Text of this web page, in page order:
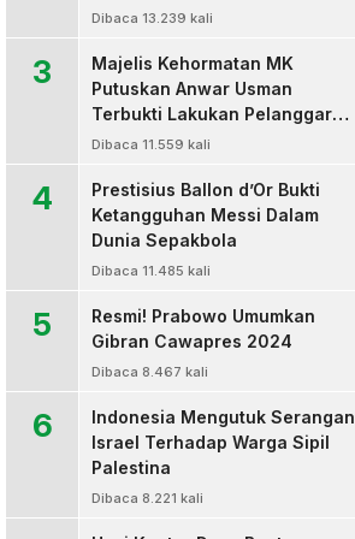
Dibaca 13.239 kali
3
Majelis Kehormatan MK
Putuskan Anwar Usman
Terbukti Lakukan Pelanggaran
Berat Kode Etik dan
Dibaca 11.559 kali
4
Prestisius Ballon d’Or Bukti
Ketangguhan Messi Dalam
Dunia Sepakbola
Dibaca 11.485 kali
5
Resmi! Prabowo Umumkan
Gibran Cawapres 2024
Dibaca 8.467 kali
6
Indonesia Mengutuk Serangan
Israel Terhadap Warga Sipil
Palestina
Dibaca 8.221 kali